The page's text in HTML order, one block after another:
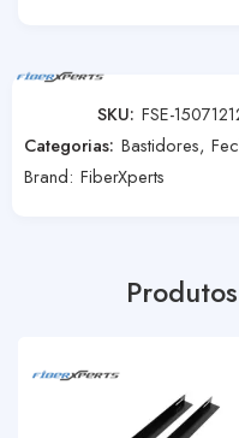
SKU: FSE-
Categorias: Bastidores,
Brand: FiberXperts